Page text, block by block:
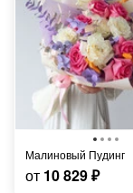
Малиновый Пудинг
от 10 829₽